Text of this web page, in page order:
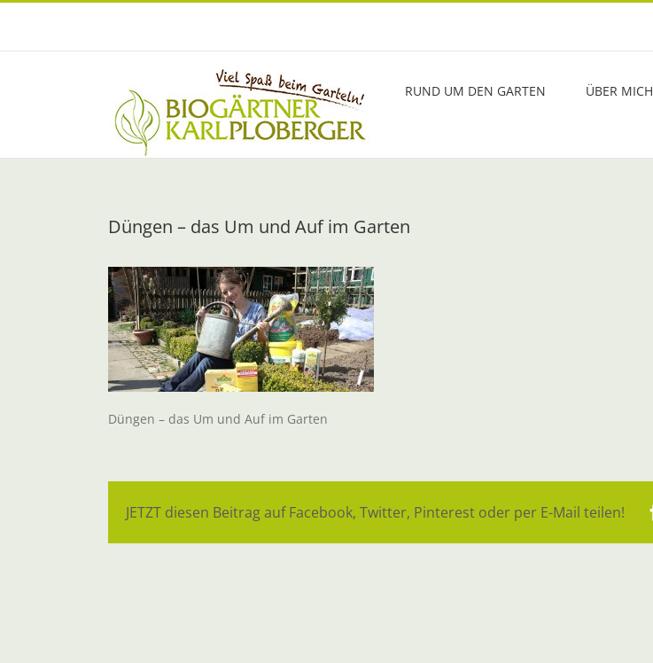
Zum
RUND UM DEN GARTEN ÜBER MICH
Düngen – das Um und Auf im Garten
Düngen – das Um und Auf im Garten
JETZT diesen Beitrag auf Facebook, Twitter, Pinterest oder per E-Mail teilen!